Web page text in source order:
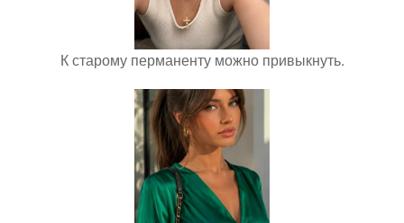
К старому перманенту можно привыкнуть.